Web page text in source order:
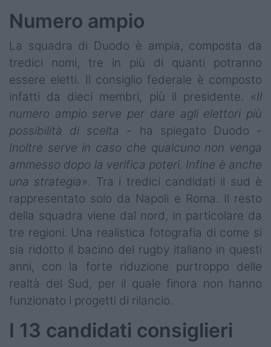
Numero ampio
La squadra di Duodo è ampia, composta da
tredici nomi, tre in più di quanti potranno
essere eletti. Il consiglio federale è composto
infatti da dieci membri, più il presidente. «Il
numero ampio serve per dare agli elettori più
possibilità di scelta - ha spiegato Duodo -
Inoltre serve in caso che qualcuno non venga
ammesso dopo la verifica poteri. Infine è anche
una strategia». Tra i tredici candidati il sud è
rappresentato solo da Napoli e Roma. Il resto
della squadra viene dal nord, in particolare da
tre regioni. Una realistica fotografia di come si
sia ridotto il bacino del rugby italiano in questi
anni, con la forte riduzione purtroppo delle
realtà del Sud, per il quale finora non hanno
funzionato i progetti di rilancio.
I 13 candidati consiglieri